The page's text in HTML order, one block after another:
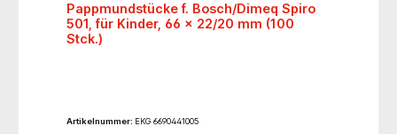
Pappmundstücke f. Bosch/Dimeq Spiro
501, für Kinder, 66 x 22/20 mm (100
Stck.)
Artikelnummer: EKG 6690441005